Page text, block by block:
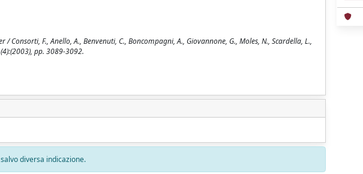
F., Anello, A., Benvenuti, C., Boncompagni, A., Giovannone, G., Moles, N., Scardella, L.,
(4):(2003), pp. 3089-3092.
diversa indicazione.